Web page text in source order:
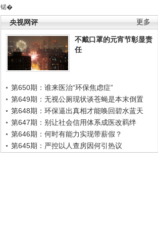
锘�
更多
央视网评
不戴口罩的元宵节彰显责
任
第650期：谁来医治“环保焦虑症”
第649期：无视公厕现状谈苍蝇是本末倒置
第648期：环保逼出真相才能唤回碧水蓝天
第647期：别让社会信用体系成医改羁绊
第646期：何时有能力实现带薪假？
第645期：严控以人查房因何引热议